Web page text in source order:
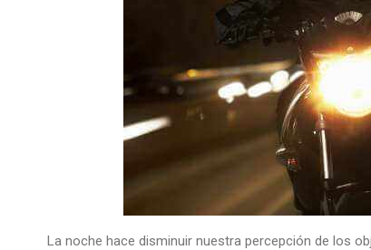
La noche hace disminuir nuestra percepción de los